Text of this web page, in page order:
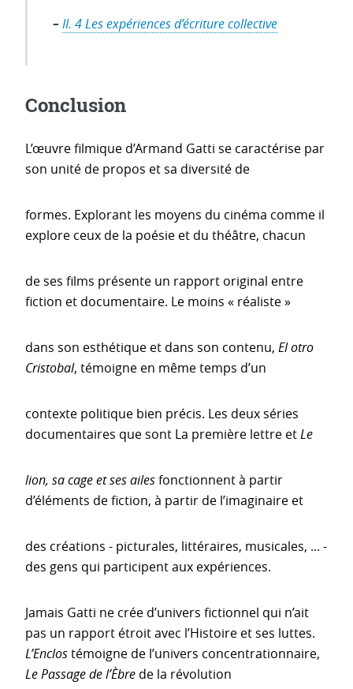
–
Conclusion
L’œuvre filmique d’Armand Gatti se caractérise par
son unité de propos et sa diversité de
formes. Explorant les moyens du cinéma comme il
explore ceux de la poésie et du théâtre, chacun
de ses films présente un rapport original entre
fiction et documentaire. Le moins « réaliste »
dans son esthétique et dans son contenu, El otro
Cristobal, témoigne en même temps d’un
contexte politique bien précis. Les deux séries
documentaires que sont La première lettre etLe
lion, sa cage et ses ailesfonctionnent à partir
d’éléments de fiction, à partir de l’imaginaire et
des créations - picturales, littéraires, musicales, ... -
des gens qui participent aux expériences.
Jamais Gatti ne crée d’univers fictionnel qui n’ait
pas un rapport étroit avec l’Histoire et ses luttes.
L’Enclostémoigne de l’univers concentrationnaire,
Le Passage de l’Èbre de la révolution